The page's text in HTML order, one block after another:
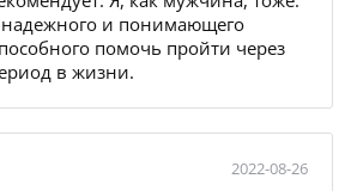
и понимающего
помочь пройти через
в жизни.
2022-08-26